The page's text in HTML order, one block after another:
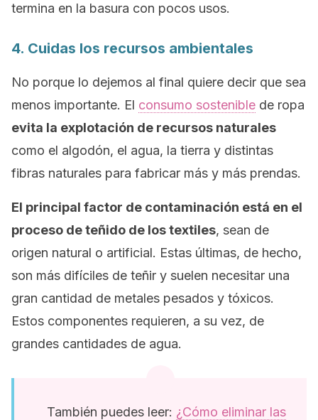
termina en la basura con pocos usos.
4. Cuidas los recursos ambientales
No porque lo dejemos al final quiere decir que sea
menos importante. El consumo sostenible de ropa
evita la explotación de recursos naturales
como el algodón, el agua, la tierra y distintas
fibras naturales para fabricar más y más prendas.
El principal factor de contaminación está en el
proceso de teñido de los textiles, sean de
origen natural o artificial. Estas últimas, de hecho,
son más difíciles de teñir y suelen necesitar una
gran cantidad de metales pesados y tóxicos.
Estos componentes requieren, a su vez, de
grandes cantidades de agua.
También puedes leer: ¿Cómo eliminar las